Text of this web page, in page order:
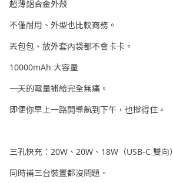
超薄鋁合金外殼
不僅耐用、外型也比較商務。
丟包包、放外套內袋都不會卡卡。
10000mAh 大容量
一天的電量補給完全無痛。
即便你早上一路開導航到下午，也撐得住。
三孔快充：20W、20W、18W（USB-C 雙向）
同時補三台裝置都沒問題。